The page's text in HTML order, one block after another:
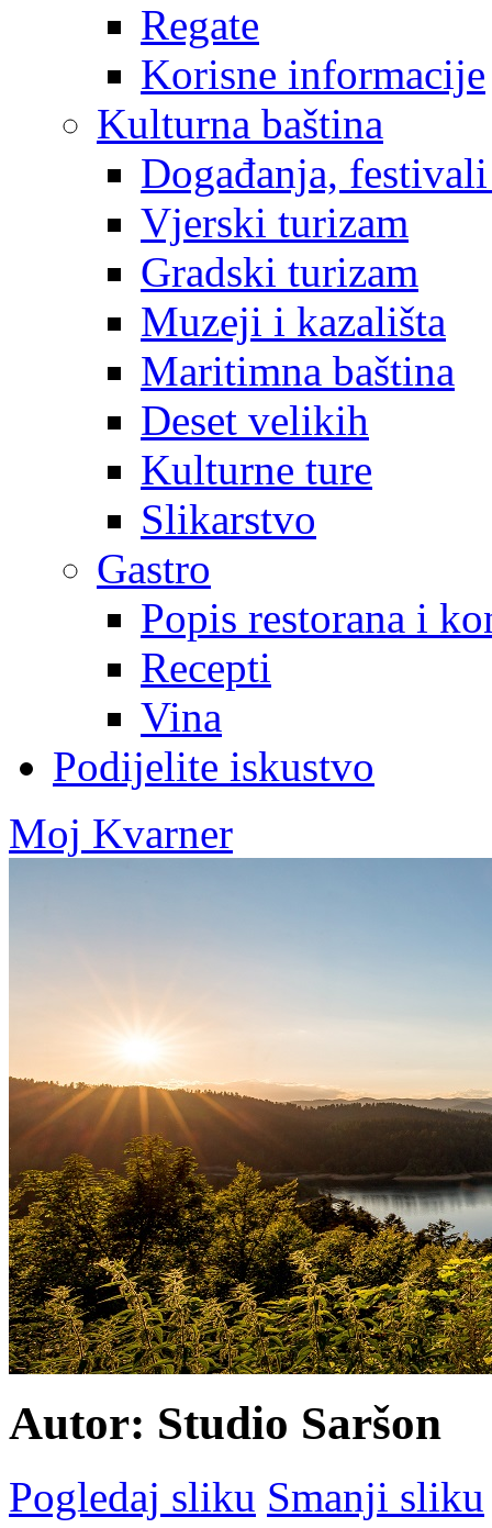
Regate
Korisne informacije
Kulturna baština
Događanja,
Vjerski turizam
Gradski turizam
Muzeji i kazališta
Maritimna baština
Deset velikih
Kulturne ture
Slikarstvo
Gastro
Popis restorana i
Recepti
Vina
Podijelite iskustvo
Moj Kvarner
Autor: Studio Saršon
Pogledaj sliku Smanji sliku